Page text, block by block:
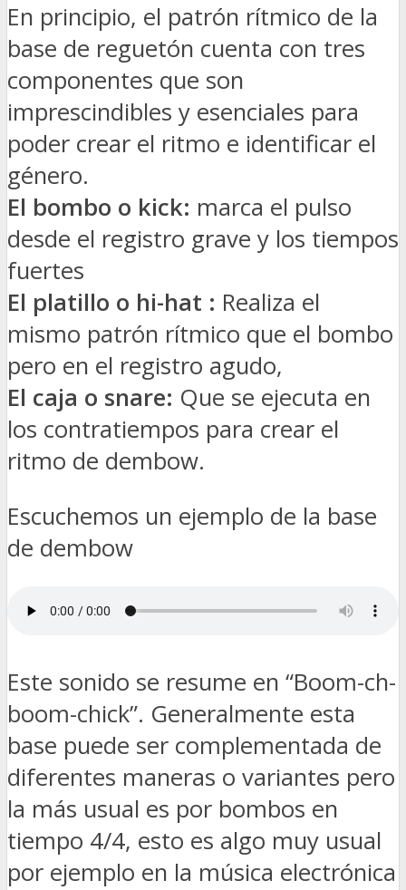
En principio, el patrón rítmico de la
base de reguetón cuenta con tres
componentes que son
imprescindibles y esenciales para
poder crear el ritmo e identificar el
género.
El bombo o kick: marca el pulso
desde el registro grave y los tiempos
fuertes
El platillo o hi-hat : Realiza el
mismo patrón rítmico que el bombo
pero en el registro agudo,
El caja o snare: Que se ejecuta en
los contratiempos para crear el
ritmo de dembow.
Escuchemos un ejemplo de la base
de dembow
Este sonido se resume en “Boom-ch-
boom-chick”. Generalmente esta
base puede ser complementada de
diferentes maneras o variantes pero
la más usual es por bombos en
tiempo 4/4, esto es algo muy usual
por ejemplo en la música electrónica